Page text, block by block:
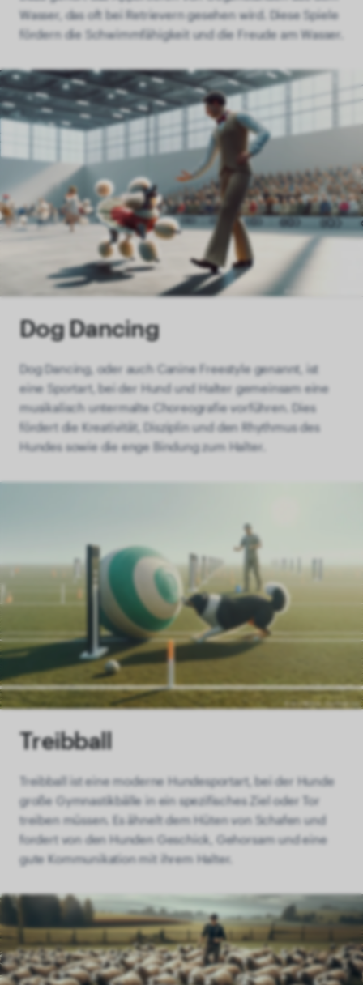
Wasser, das oft bei Retrievern gesehen wird. Diese Spiele
fördern die Schwimmfähigkeit und die Freude am Wasser.
Dog Dancing
Dog Dancing, oder auch Canine Freestyle genannt, ist
eine Sportart, bei der Hund und Halter gemeinsam eine
musikalisch untermalte Choreografie vorführen. Dies
fördert die Kreativität, Disziplin und den Rhythmus des
Hundes sowie die enge Bindung zum Halter.
Treibball
Treibball ist eine moderne Hundesportart, bei der Hunde
große Gymnastikbälle in ein spezifisches Ziel oder Tor
treiben müssen. Es ähnelt dem Hüten von Schafen und
fordert von den Hunden Geschick, Gehorsam und eine
gute Kommunikation mit ihrem Halter.